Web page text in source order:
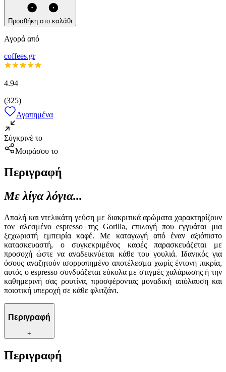
Προσθήκη στο καλάθι
Αγορά από
coffees.gr
4.94
(325)
Αγαπημένα
Σύγκρινέ το
Μοιράσου το
Περιγραφή
Με λίγα λόγια...
Απαλή και ντελικάτη γεύση με διακριτικά αρώματα χαρακτηρίζουν
τον αλεσμένο espresso της Gorilla, επιλογή που εγγυάται μια
ξεχωριστή εμπειρία καφέ. Με καταγωγή από έναν αξιόπιστο
κατασκευαστή, ο συγκεκριμένος καφές παρασκευάζεται με
προσοχή ώστε να αναδεικνύεται κάθε του γουλιά. Ιδανικός για
όσους αναζητούν ισορροπημένο αποτέλεσμα χωρίς έντονη πικρία,
αυτός ο espresso συνδυάζεται εύκολα με στιγμές χαλάρωσης ή την
καθημερινή σας ρουτίνα, προσφέροντας μοναδική απόλαυση και
ποιοτική υπεροχή σε κάθε φλιτζάνι.
Περιγραφή
+
Περιγραφή